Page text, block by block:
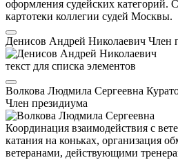
оформления судейских категорий.
картотеки коллегии судей Москвы.
Денисов Андрей Николаевич Член
текст для списка элементов
Волкова Людмила Сергеевна
Член президиума
Координация взаимодействия с
катания на коньках, организация
ветеранами, действующими